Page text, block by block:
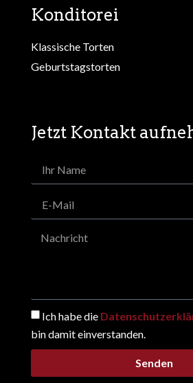
Konditorei
Klassische Torten
Geburtstagstorten
Jetzt Kontakt
Ich habe die
bin damit einverstanden.
Senden